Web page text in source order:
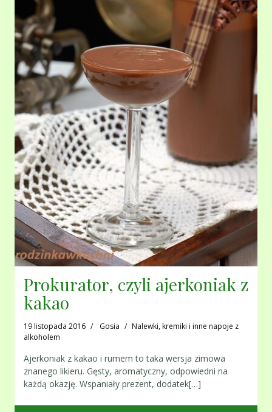
Prokurator, czyli ajerkoniak z
kakao
19 listopada 2016 Gosia
Nalewki, kremiki i inne napoje z
alkoholem
Ajerkoniak z kakao i rumem to taka wersja zimowa
znanego likieru. Gęsty, aromatyczny, odpowiedni na
każdą okazję. Wspaniały prezent, dodatek[…]